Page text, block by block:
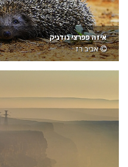
איזה פפרצי נודניק
אביב רז